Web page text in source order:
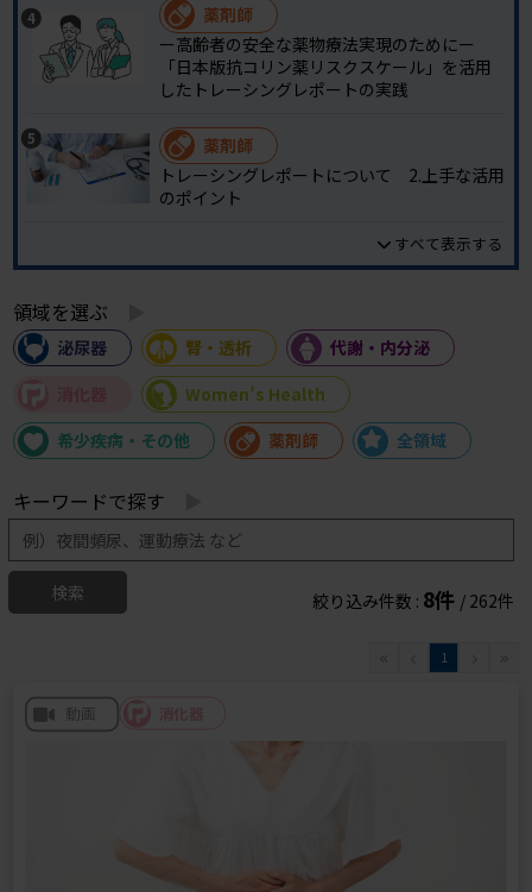
領域を選ぶ
泌尿器 腎・透析
代謝・内分泌
Women’s Health
希少疾病・その他
薬剤師 全領域
キーワードで探す
検索 絞り込み件数 : 8件 / 262件
1
動画
薬剤師
ー高齢者の安全な薬物療法実現のためにー
「日本版抗コリン薬リスクスケール」を活用
したトレーシングレポートの実践
薬剤師
トレーシングレポートについて 2.上手な活用
のポイント
すべて表示する